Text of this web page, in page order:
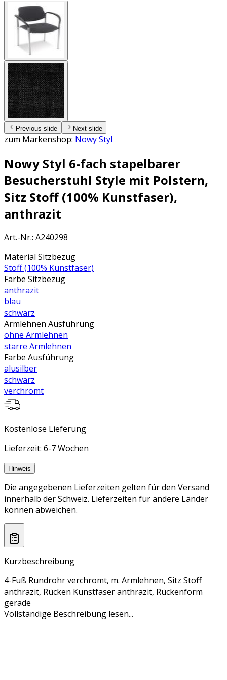
Previous slide Next slide
zum Markenshop: Nowy Styl
Nowy Styl 6-fach stapelbarer
Besucherstuhl Style mit Polstern,
Sitz Stoff (100% Kunstfaser),
anthrazit
Art.-Nr.: A240298
Material Sitzbezug
Stoff (100% Kunstfaser)
Farbe Sitzbezug
anthrazit
blau
schwarz
Armlehnen Ausführung
ohne Armlehnen
starre Armlehnen
Farbe Ausführung
alusilber
schwarz
verchromt
Kostenlose Lieferung
Lieferzeit: 6-7 Wochen
Hinweis
Die angegebenen Lieferzeiten gelten für den Versand
innerhalb der Schweiz. Lieferzeiten für andere Länder
können abweichen.
Kurzbeschreibung
4-Fuß Rundrohr verchromt, m. Armlehnen, Sitz Stoff
anthrazit, Rücken Kunstfaser anthrazit, Rückenform
gerade
Vollständige Beschreibung lesen...